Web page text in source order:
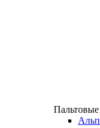
Пальтовые